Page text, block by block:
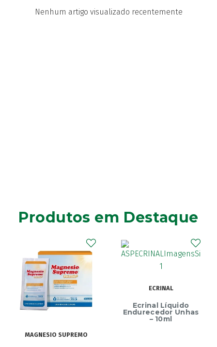
Nenhum artigo visualizado recentemente
Produtos em Destaque
MAGNESIO SUPREMO
ECRINAL
Ecrinal Líquido
Endurecedor Unhas
– 10ml